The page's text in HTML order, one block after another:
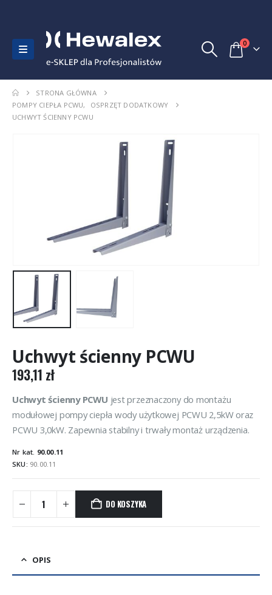
0
STRONA GŁÓWNA
POMPY CIEPŁA PCWU,
OSPRZĘT DODATKOWY
UCHWYT ŚCIENNY PCWU
Uchwyt ścienny PCWU
193,11 zł
Uchwyt ścienny PCWU jest przeznaczony do montażu
modułowej pompy ciepła wody użytkowej PCWU 2,5kW oraz
PCWU 3,0kW. Zapewnia stabilny i trwały montaż urządzenia.
Nr kat. 90.00.11
SKU: 90.00.11
DO KOSZYKA
OPIS